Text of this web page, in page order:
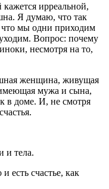
ирреальной,
Я думаю, что так
мы одни приходим
Вопрос: почему
несмотря на то,
женщина, живущая
мужа и сына,
в доме. И, не смотря
и тела.
есть счастье, как